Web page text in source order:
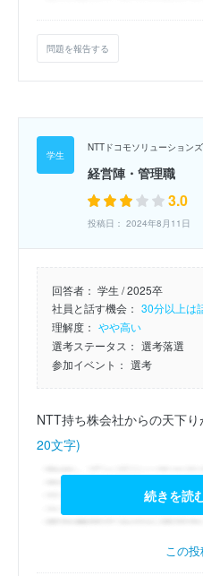
問題を報告する
NTTドコモソリューション
経営陣・管理職
3.0
投稿日： 2024年8月11日
回答者： 学生 / 2025卒
社員と話す機会： 30分以上は
理解度： やや高い
選考ステータス： 選考落選
参加イベント： 選考
NTT持ち株会社からの天下り
20文字)
続きを読
この